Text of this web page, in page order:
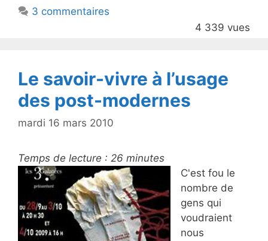
o
3 commentaires
4 339 vues
Le savoir-vivre à l’usage
des post-modernes
mardi 16 mars 2010
Temps de lecture : 26 minutes
C'est fou le
nombre de
gens qui
voudraient
nous